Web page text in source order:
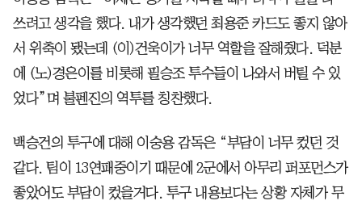
쓰려고 생각을 했다. 내가 생각했던 최용준 카드도 좋지 않아
서 위축이 됐는데 (이)건욱이가 너무 역할을 잘해줬다. 덕분
에 (노)경은이를 비롯해 필승조 투수들이 나와서 버틸 수 있
었다”며 불펜진의 역투를 칭찬했다.
백승건의 투구에 대해 이숭용 감독은 “부담이 너무 컸던 것
같다. 팀이 13연패중이기 때문에 2군에서 아무리 퍼포먼스가
좋았어도 부담이 컸을거다. 투구 내용보다는 상황 자체가 무